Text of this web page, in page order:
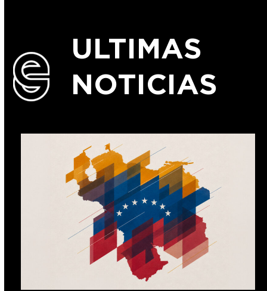
ULTIMAS
NOTICIAS